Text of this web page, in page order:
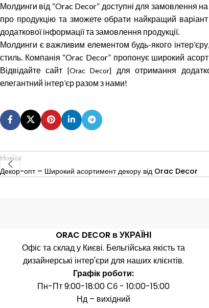
Молдинги від “Orac Decor” доступні для замовлення
про продукцію та зможете обрати найкращий
додаткової інформації та замовлення продукції.
Молдинги є важливим елементом будь-якого
стиль. Компанія “Orac Decor” пропонує широкий
Відвідайте сайт [Orac Decor]
для отримання
елегантний інтер’єр разом з нами!
Новіші
Декор-опт – Широкий асортимент декору від Orac Decor
ORAC DECOR в УКРАЇНІ
Офіс та склад у Києві. Бельгійська якість та
дизайнерські інтер'єри для наших клієнтів.
Графік роботи:
Пн-Пт 9:00-18:00 Сб - 10:00-15:00
Нд – вихідний